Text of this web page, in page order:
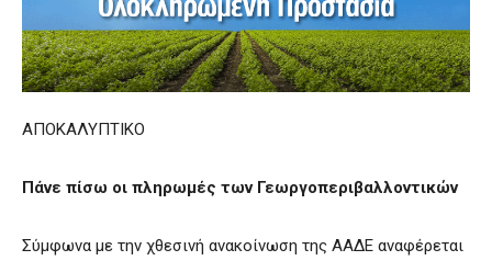
ΑΠΟΚΑΛΥΠΤΙΚΟ
Πάνε πίσω οι πληρωμές των Γεωργοπεριβαλλοντικών
Σύμφωνα με την χθεσινή ανακοίνωση της ΑΑΔΕ αναφέρεται